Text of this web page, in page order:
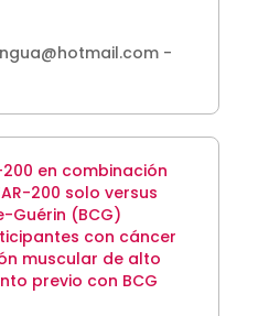
-
en combinación
200 solo versus
Guérin (BCG)
con cáncer
muscular de alto
previo con BCG